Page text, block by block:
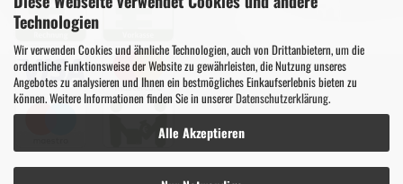
Technologien
Wir verwenden Cookies und ähnliche Technologien, auch von Drittanbietern, um die
ordentliche Funktionsweise der Website zu gewährleisten, die Nutzung unseres
Angebotes zu analysieren und Ihnen ein bestmögliches Einkaufserlebnis bieten zu
können. Weitere Informationen finden Sie in unsererDatenschutzerklärung.
Alle Akzeptieren